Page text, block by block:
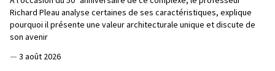
Richard Pleau analyse certaines de ses caractéristiques, explique
pourquoi il présente une valeur architecturale unique et discute de
son avenir
— 3 août 2026